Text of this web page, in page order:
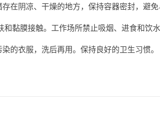
在阴凉、干燥的地方，保持容器密封，避
和黏膜接触。工作场所禁止吸烟、进食和饮
的衣服，洗后再用。保持良好的卫生习惯。